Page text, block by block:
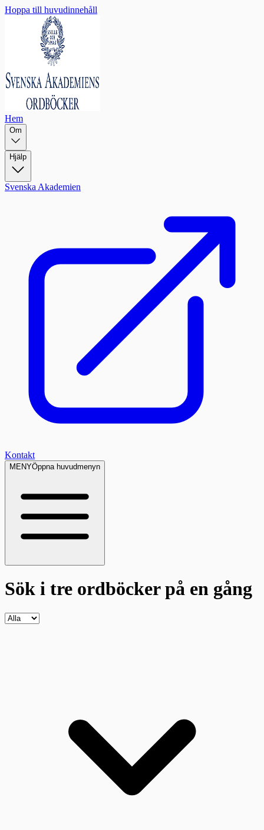
Hoppa till huvudinnehåll
Hem
Om
Hjälp
Svenska Akademien
Kontakt
MENYÖppna huvudmenyn
Sök i tre ordböckerpå en gång